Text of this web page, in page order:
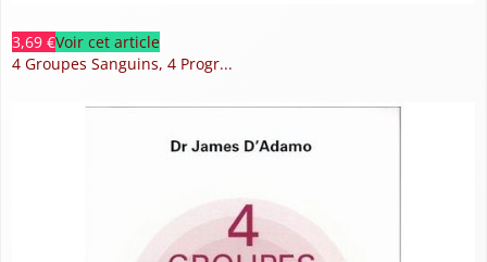
3,69 €Voir cet article
4 Groupes Sanguins, 4 Progr...